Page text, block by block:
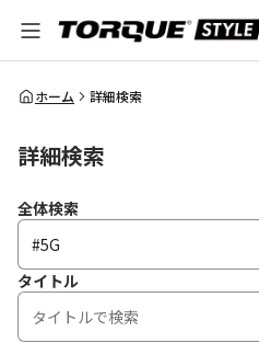
全体検索
ホーム 詳細検索
詳細検索
全体検索
タイトル